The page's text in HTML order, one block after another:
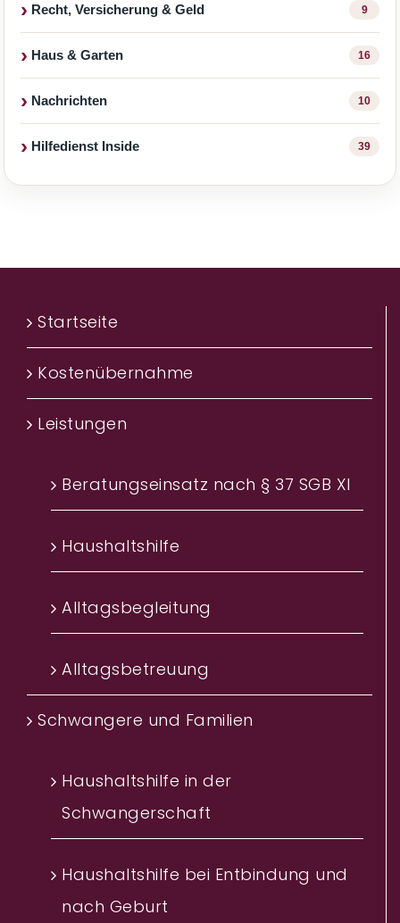
Recht, Versicherung & Geld 9
Haus & Garten 16
Nachrichten 10
Hilfedienst Inside 39
Startseite
Kostenübernahme
Leistungen
Beratungseinsatz nach § 37 SGB XI
Haushaltshilfe
Alltagsbegleitung
Alltagsbetreuung
Schwangere und Familien
Haushaltshilfe in der
Schwangerschaft
Haushaltshilfe bei Entbindung und
nach Geburt